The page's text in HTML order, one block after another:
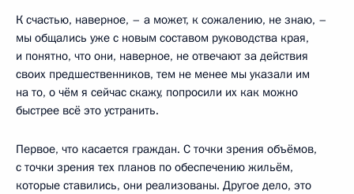
К счастью, наверное, – а может, к сожалению, не знаю, –
мы общались уже с новым составом руководства края,
и понятно, что они, наверное, не отвечают за действия
своих предшественников, тем не менее мы указали им
на то, о чём я сейчас скажу, попросили их как можно
быстрее всё это устранить.
Первое, что касается граждан. С точки зрения объёмов,
с точки зрения тех планов по обеспечению жильём,
которые ставились, они реализованы. Другое дело, это